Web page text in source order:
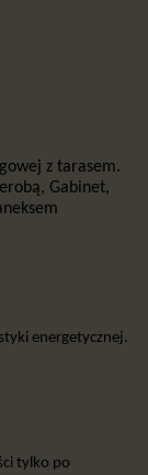
z tarasem.
Gabinet,
energetycznej.
tylko po